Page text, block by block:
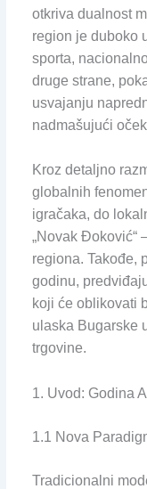
otkriva dualnost
region je duboko
sporta,
druge strane,
usvajanju
nadmašujući
Kroz detaljno
globalnih
igračaka, do
„Novak Đoković“
regiona. Takođe,
godinu,
koji će oblikovati
ulaska Bugarske
trgovine.
1. Uvod: Godina
1.1 Nova
Tradicionalni